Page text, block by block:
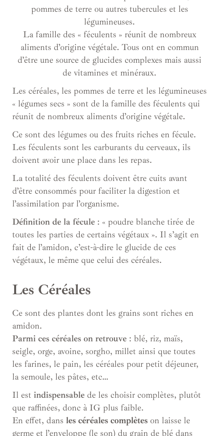
pommes de terre ou autres tubercules et les
légumineuses.
La famille des « féculents » réunit de nombreux
aliments d’origine végétale. Tous ont en commun
d’être une source de glucides complexes mais aussi
de vitamines et minéraux.
Les céréales, les pommes de terre et les légumineuses
« légumes secs » sont de la famille des féculents qui
réunit de nombreux aliments d’origine végétale.
Ce sont des légumes ou des fruits riches en fécule.
Les féculents sont les carburants du cerveaux, ils
doivent avoir une place dans les repas.
La totalité des féculents doivent être cuits avant
d’être consommés pour faciliter la digestion et
l’assimilation par l’organisme.
Définition de la fécule : « poudre blanche tirée de
toutes les parties de certains végétaux ». Il s’agit en
fait de l’amidon, c’est-à-dire le glucide de ces
végétaux, le même que celui des céréales.
Les Céréales
Ce sont des plantes dont les grains sont riches en
amidon.
Parmi ces céréales on retrouve : blé, riz, maïs,
seigle, orge, avoine, sorgho, millet ainsi que toutes
les farines, le pain, les céréales pour petit déjeuner,
la semoule, les pâtes, etc…
Il est indispensable de les choisir complètes, plutôt
que raffinées, donc à IG plus faible.
En effet, dans les céréales complètes on laisse le
germe et l’enveloppe (le son) du grain de blé dans